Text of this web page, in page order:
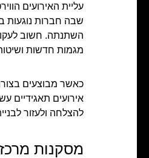
עליית האירועים
שבה חברות נוגעות
השתנתה. חשוב
מגמות חדשות
כאשר מבוצעים
אירועים תאגידיים
להצלחה ולעזור
מסקנות